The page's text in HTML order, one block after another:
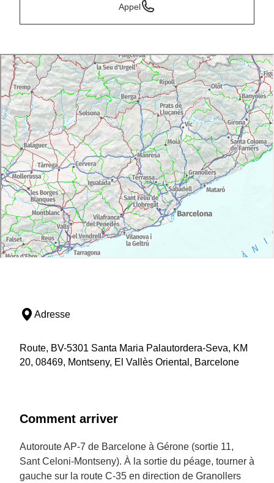
Appel
Adresse
Route, BV-5301 Santa Maria Palautordera-Seva, KM
20, 08469, Montseny, El Vallès Oriental, Barcelone
Comment arriver
Autoroute AP-7 de Barcelone à Gérone (sortie 11,
Sant Celoni-Montseny). À la sortie du péage, tourner à
gauche sur la route C-35 en direction de Granollers